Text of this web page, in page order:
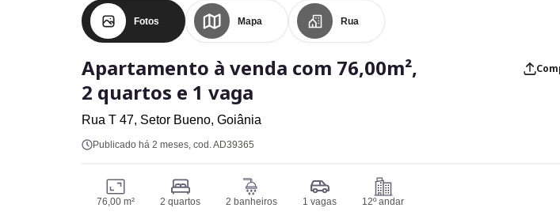
Fotos Mapa Rua
Apartamento à venda com 76,00m²,
2 quartos e 1 vaga
Rua T 47, Setor Bueno, Goiânia
Publicado há 2 meses, cod. AD39365
76,00 m² 2 quartos 2 banheiros 1 vagas 12º andar